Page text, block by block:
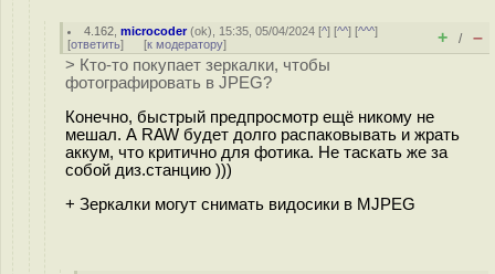
4.162 ,microcoder(ok), 15:35, 05/04/2024 [^] [^^] [^^^]
[ответить] [к модератору] + / –
> Кто-то покупает зеркалки, чтобы
фотографировать в JPEG?
Конечно, быстрый предпросмотр ещё никому не
мешал. А RAW будет долго распаковывать и жрать
аккум, что критично для фотика. Не таскать же за
собой диз.станцию )))
+ Зеркалки могут снимать видосики в MJPEG